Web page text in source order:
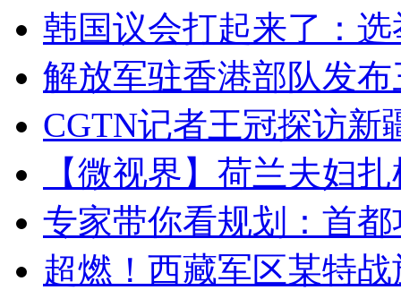
韩国议会打起来了：
解放军驻香港部队发
CGTN记者王冠探访新
【微视界】荷兰夫妇
专家带你看规划：首
超燃！西藏军区某特